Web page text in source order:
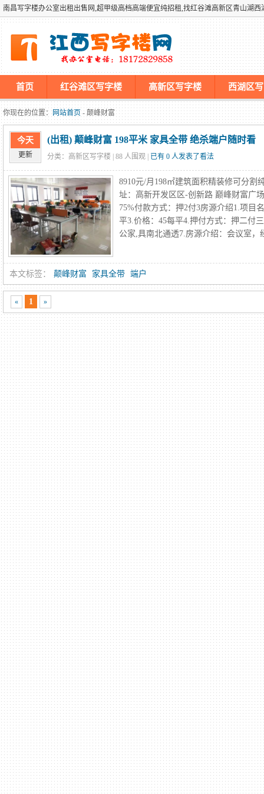
南昌写字楼办公室出租出售网,超甲级高档高端便宜纯招租,找红谷滩高新区青山湖
首页 红谷滩区写字楼 高新区写字楼 西湖区
墡墢美国仿牌vps推荐仿牌空间主机仿牌服务器,国外欧洲荷兰
你现在的位置： 网站首页- 颠峰财富
今天
更新
(出租) 颠峰财富 198平米 家具全带 绝杀端户随时看
分类：高新区写字楼 | 88 人围观 | 已有 0 人发表了看法
8910元/月198㎡建筑面积精装修可分割
址：高新开发区区-创新路 巅峰财富广
75%付款方式：押2付3房源介绍1.项目
平3.价格：45每平4.押付方式：押二付
公家,具南北通透7.房源介绍：会议室
本文标签： 颠峰财富 家具全带 端户
« 1 »